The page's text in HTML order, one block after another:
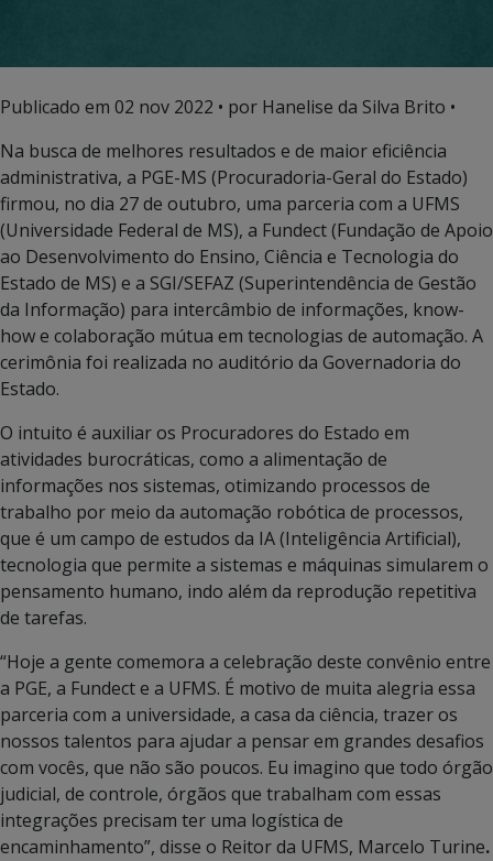
Publicado em 02 nov 2022 • por Hanelise da Silva Brito •
Na busca de melhores resultados e de maior eficiência
administrativa, a PGE-MS (Procuradoria-Geral do Estado)
firmou, no dia 27 de outubro, uma parceria com a UFMS
(Universidade Federal de MS), a Fundect (Fundação de Apoio
ao Desenvolvimento do Ensino, Ciência e Tecnologia do
Estado de MS) e a SGI/SEFAZ (Superintendência de Gestão
da Informação) para intercâmbio de informações, know-
how e colaboração mútua em tecnologias de automação. A
cerimônia foi realizada no auditório da Governadoria do
Estado.
O intuito é auxiliar os Procuradores do Estado em
atividades burocráticas, como a alimentação de
informações nos sistemas, otimizando processos de
trabalho por meio da automação robótica de processos,
que é um campo de estudos da IA (Inteligência Artificial),
tecnologia que permite a sistemas e máquinas simularem o
pensamento humano, indo além da reprodução repetitiva
de tarefas.
“Hoje a gente comemora a celebração deste convênio entre
a PGE, a Fundect e a UFMS. É motivo de muita alegria essa
parceria com a universidade, a casa da ciência, trazer os
nossos talentos para ajudar a pensar em grandes desafios
com vocês, que não são poucos. Eu imagino que todo órgão
judicial, de controle, órgãos que trabalham com essas
integrações precisam ter uma logística de
encaminhamento”, disse o Reitor da UFMS, Marcelo Turine.